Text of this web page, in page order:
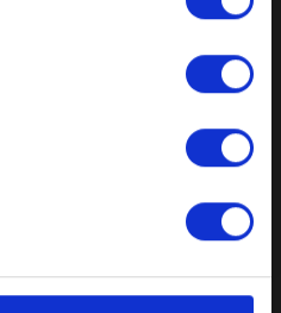
Fatboy Parasol
at modtage e-